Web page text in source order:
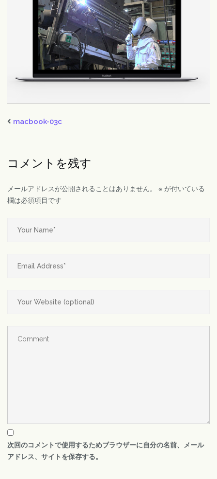
macbook-03c
コメントを残す
メールアドレスが公開されることはありません。 ※ が付いている
欄は必須項目です
次回のコメントで使用するためブラウザーに自分の名前、メール
アドレス、サイトを保存する。